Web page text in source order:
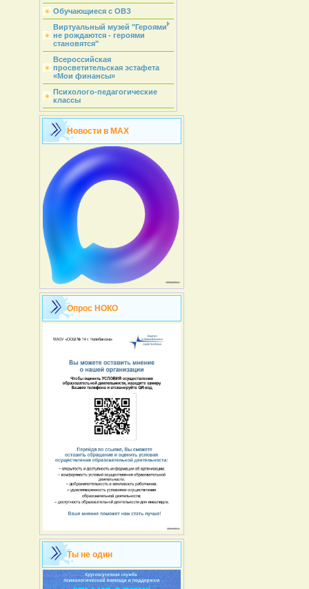
Обучающиеся с ОВЗ
Виртуальный музей "Героями
не рождаются - героями
становятся"
Всероссийская
просветительская эстафета
«Мои финансы»
Психолого-педагогические
классы
Новости в MAX
Опрос НОКО
Ты не один